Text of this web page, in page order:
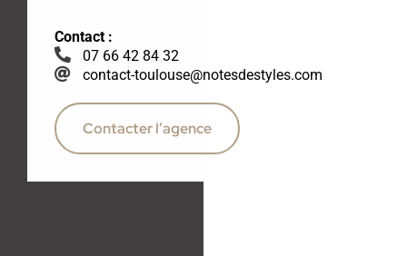
Contact :
07 66 42 84 32
contact-toulouse@notesdestyles.com
Contacter l’agence